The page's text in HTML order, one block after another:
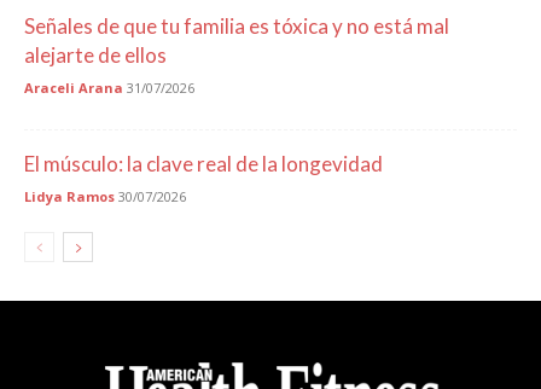
Señales de que tu familia es tóxica y no está mal
alejarte de ellos
Araceli Arana 31/07/2026
El músculo: la clave real de la longevidad
Lidya Ramos 30/07/2026